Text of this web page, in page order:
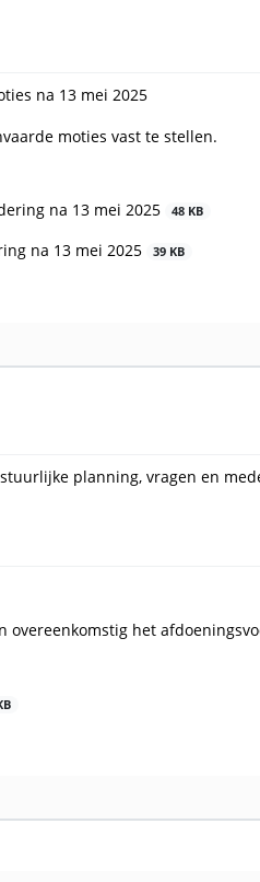
na 13 mei 2025
moties vast te stellen.
na 13 mei 2025
48 KB
na 13 mei 2025 39 KB
planning, vragen en
overeenkomstig het